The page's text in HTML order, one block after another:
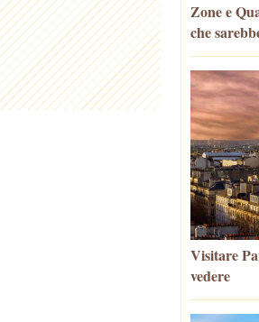
Zone e
che
Visitare
vedere